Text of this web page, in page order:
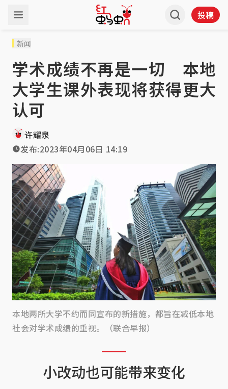
投稿
新闻
学术成绩不再是一切 本地
大学生课外表现将获得更大
认可
许耀泉
发布:2023年04月06日 14:19
本地两所大学不约而同宣布的新措施，都旨在减低本地
社会对学术成绩的重视。（联合早报）
小改动也可能带来变化